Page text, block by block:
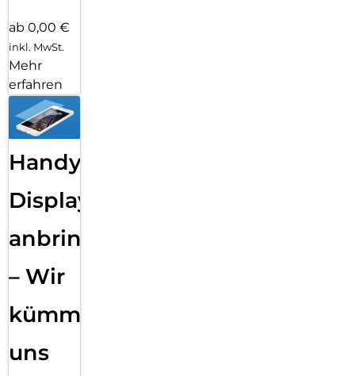
ab 0,00 €
inkl. MwSt.
Mehr
erfahren
Handy
Displayfolie
anbringen
– Wir
kümmern
uns